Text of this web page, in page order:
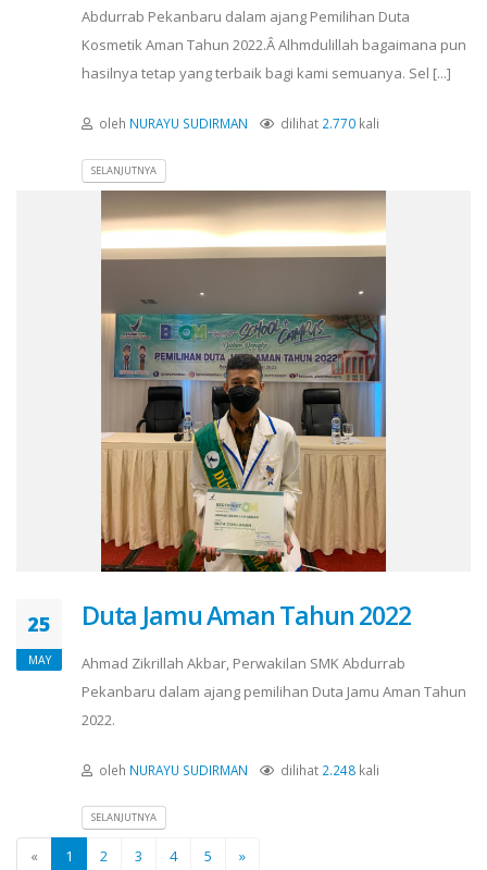
Abdurrab Pekanbaru dalam ajang Pemilihan Duta
Kosmetik Aman Tahun 2022.Â Alhmdulillah bagaimana pun
hasilnya tetap yang terbaik bagi kami semuanya. Sel [...]
oleh NURAYU SUDIRMAN dilihat 2.770 kali
SELANJUTNYA
25
MAY
Duta Jamu Aman Tahun 2022
Ahmad Zikrillah Akbar, Perwakilan SMK Abdurrab
Pekanbaru dalam ajang pemilihan Duta Jamu Aman Tahun
2022.
oleh NURAYU SUDIRMAN dilihat 2.248 kali
SELANJUTNYA
« 1 2 3 4 5 »